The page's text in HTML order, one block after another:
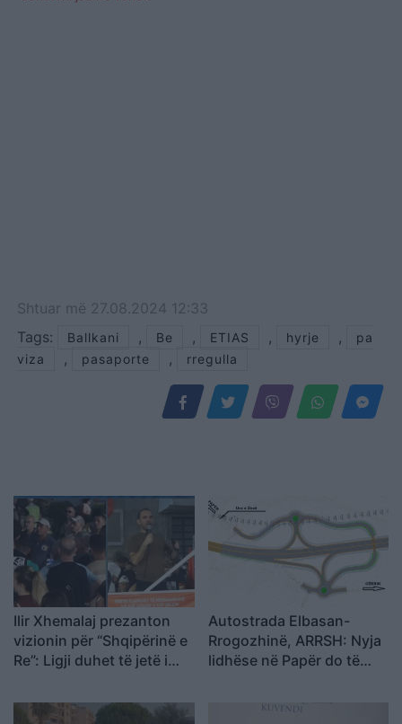
Shtuar më 27.08.2024 12:33
Tags:
Ballkani , Be , ETIAS , hyrje ,
pa
viza
, pasaporte , rregulla
Ilir Xhemalaj prezanton
vizionin për “Shqipërinë e
Re”: Ligji duhet të jetë i
shërbejë qytetarëve
Autostrada Elbasan-
Rrogozhinë, ARRSH: Nyja
lidhëse në Papër do të